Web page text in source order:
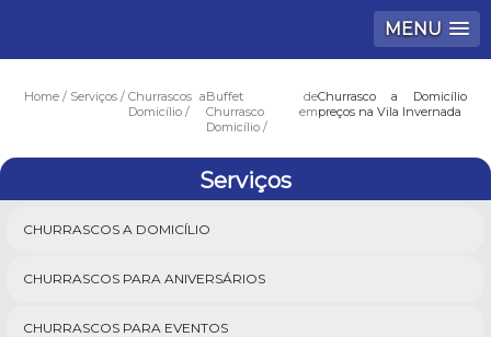
MENU
Home Serviços
Churrascos a
Domicílio
Buffet de
Churrasco em
Domicílio
Churrasco a Domicílio
preços na Vila Invernada
Serviços
CHURRASCOS A DOMICÍLIO
CHURRASCOS PARA ANIVERSÁRIOS
CHURRASCOS PARA EVENTOS